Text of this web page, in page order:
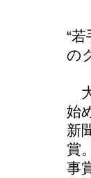
“
の
始
新
賞
事